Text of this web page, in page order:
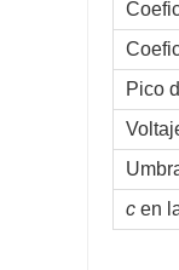
Pico
c en